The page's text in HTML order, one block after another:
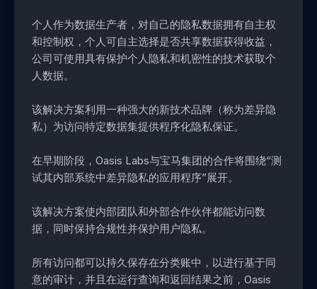
个人作为数据生产者，对自己的隐私数据拥有自主权
和控制权，个人可自主选择是否共享数据获得收益，
公司可使用具有保护个人隐私和机密性的技术获取个
人数据。
该解决方案利用一种强大的新技术品牌（称为差异隐
私）为访问特定数据集提供程序化隐私保证。
在早期阶段，Oasis Labs与宝马集团的合作将围绕“测
试其内部系统中差异隐私的应用程序”展开。
该解决方案使内部团队和外部合作伙伴都能访问数
据，同时保持合规性并保护用户隐私。
所有访问都可以持久保存在分类账中，以进行基于同
意的审计，并且在运行查询和返回结果之前，Oasis